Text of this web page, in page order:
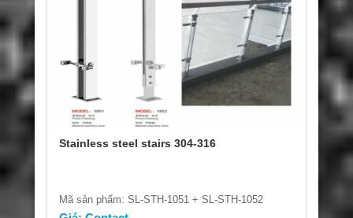
Stainless steel stairs 304-316
Mã sản phẩm: SL-STH-1051 + SL-STH-1052